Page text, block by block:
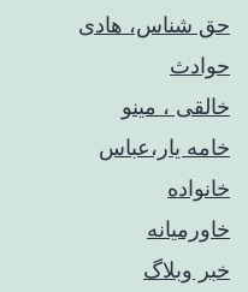
حق شناس، هادی
حوادث
خالقی ، مینو
خامه یار،عباس
خانواده
خاورمیانه
خبر وبلاگ